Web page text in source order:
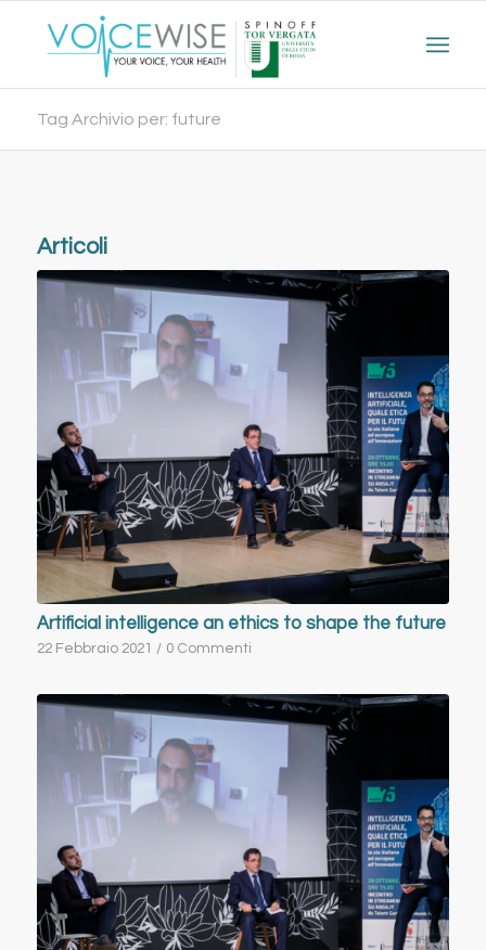
Tag Archivio per: future
Articoli
Artificial intelligence an ethics to shape the future
22 Febbraio 2021 / 0 Commenti